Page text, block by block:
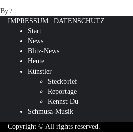
By /
IMPRESSUM
DATENSCHUTZ
Start
News
Blitz-News
Heute
Künstler
Steckbrief
Reportage
Kennst Du
Schmusa-Musik
Copyright © All rights reserved.